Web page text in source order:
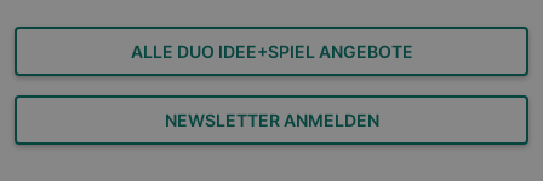
ALLE DUO IDEE+SPIEL ANGEBOTE
NEWSLETTER ANMELDEN